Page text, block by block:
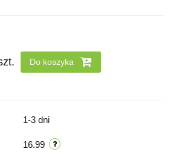
Do koszyka
1-3 dni
16.99